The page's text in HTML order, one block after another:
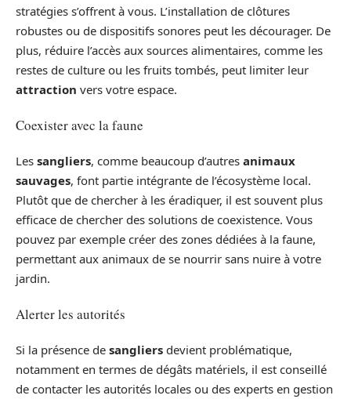
stratégies s’offrent à vous. L’installation de clôtures
robustes ou de dispositifs sonores peut les décourager. De
plus, réduire l’accès aux sources alimentaires, comme les
restes de culture ou les fruits tombés, peut limiter leur
attraction vers votre espace.
Coexister avec la faune
Les sangliers, comme beaucoup d’autres animaux
sauvages, font partie intégrante de l’écosystème local.
Plutôt que de chercher à les éradiquer, il est souvent plus
efficace de chercher des solutions de coexistence. Vous
pouvez par exemple créer des zones dédiées à la faune,
permettant aux animaux de se nourrir sans nuire à votre
jardin.
Alerter les autorités
Si la présence de sangliers devient problématique,
notamment en termes de dégâts matériels, il est conseillé
de contacter les autorités locales ou des experts en gestion